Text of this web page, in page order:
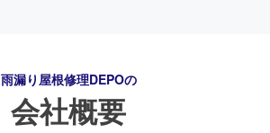
雨漏り屋根修理DEPOの
会社概要